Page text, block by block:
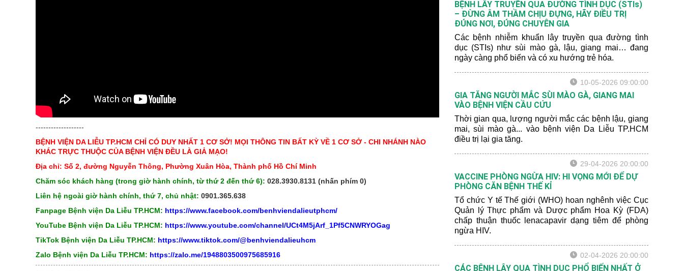
-------------------
BỆNH VIỆN DA LIỄU TP.HCM CHỈ CÓ DUY NHẤT 1 CƠ SỞ! MỌI THÔNG TIN BẤT KỲ VỀ 1 CƠ SỞ - CHI NHÁNH NÀO
KHÁC TRỰC THUỘC CỦA BỆNH VIỆN ĐỀU LÀ GIẢ MẠO!
Địa chỉ: Số 2, đường Nguyễn Thông, Phường Xuân Hòa, Thành phố Hồ Chí Minh
Chăm sóc khách hàng (trong giờ hành chính, từ thứ 2 đến thứ 6): 028.3930.8131 (nhấn phím 0)
Liên hệ ngoài giờ hành chính, thứ 7, chủ nhật: 0901.365.638
Fanpage Bệnh viện Da Liễu TP.HCM: https://www.facebook.com/benhviendalieutphcm/
YouTube Bệnh viện Da Liễu TP.HCM: https://www.youtube.com/channel/UCt4M5jArf_1Pf5CNWRYOGag
TikTok Bệnh viện Da Liễu TP.HCM: https://www.tiktok.com/@benhviendalieuhcm
Zalo Bệnh viện Da Liễu TP.HCM: https://zalo.me/1948803500975685916
BỆNH LÂY TRUYỀN QUA ĐƯỜNG TÌNH DỤC (STIs)
– ĐỪNG ÂM THẦM CHỊU ĐỰNG, HÃY ĐIỀU TRỊ
ĐÚNG NƠI, ĐÚNG CHUYÊN GIA
Các bệnh nhiễm khuẩn lây truyền qua đường tình
dục (STIs) như sùi mào gà, lậu, giang mai… đang
ngày càng phổ biến và có xu hướng trẻ hóa.
10-05-2026 09:00:00
GIA TĂNG NGƯỜI MẮC SÙI MÀO GÀ, GIANG MAI
VÀO BỆNH VIỆN CẦU CỨU
Thời gian qua, lượng người mắc các bệnh lậu, giang
mai, sùi mào gà... vào bệnh viện Da Liễu TP.HCM
điều trị lại gia tăng.
29-04-2026 20:00:00
VACCINE PHÒNG NGỪA HIV: HI VỌNG MỚI ĐỂ DỰ
PHÒNG CĂN BỆNH THẾ KỈ
Tổ chức Y tế Thế giới (WHO) hoan nghênh việc Cục
Quản lý Thực phẩm và Dược phẩm Hoa Kỳ (FDA)
chấp thuận thuốc lenacapavir dạng tiêm để phòng
ngừa HIV.
02-04-2026 20:00:00
CÁC BỆNH LÂY QUA TÌNH DỤC PHỔ BIẾN NHẤT Ở